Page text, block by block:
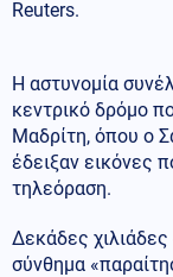
Reuters.
Η αστυνομία
κεντρικό δρόμο
Μαδρίτη, όπου ο
έδειξαν εικόνες
τηλεόραση.
Δεκάδες
σύνθημα